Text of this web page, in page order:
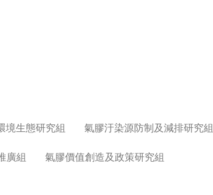
境生態研究組 氣膠汙染源防制及減排研究組
廣組 氣膠價值創造及政策研究組